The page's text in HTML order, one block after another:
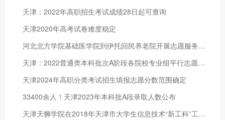
天津：2022年高职招生考试成绩28日起可查询
天津2020年高考试卷难度稳定
河北北方学院基础医学院到伊托回民养老院开展志愿服务活动
天津：2022普通类本科批次A阶段各院校专业组平行志愿录取最低分
天津2024年高职分类考试招生填报志愿分数范围确定
33400余人！天津2023年本科批A段录取人数公布
天津天狮学院在2018年天津市大学生信息技术“新工科”工程实践创